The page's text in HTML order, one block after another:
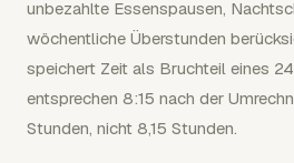
unbezahlte Essenspausen,
wöchentliche Überstunden
speichert Zeit als Bruchteil eines
entsprechen 8:15 nach der
Stunden, nicht 8,15 Stunden.